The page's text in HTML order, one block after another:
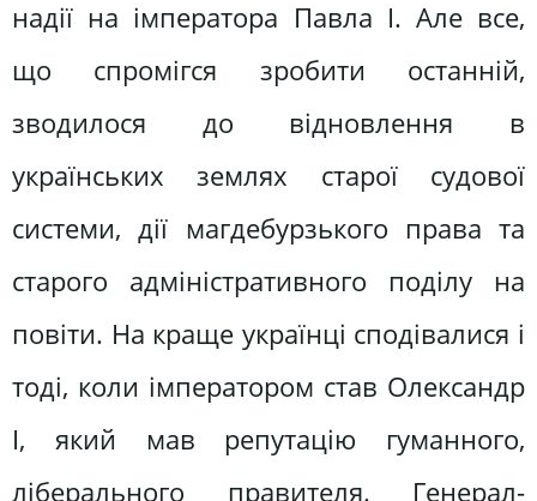
надії на імператора Павла І. Але все,
що спромігся зробити останній,
зводилося до відновлення в
українських землях старої судової
системи, дії магдебурзького права та
старого адміністративного поділу на
повіти. На краще українці сподівалися і
тоді, коли імператором став Олександр
І, який мав репутацію гуманного,
ліберального правителя. Генерал-